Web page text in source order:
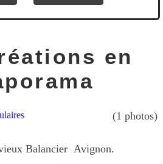
en
(1 photos)
Balancier Avignon.